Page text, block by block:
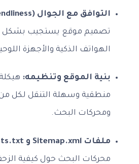
التوافق مع الجوال (Mobile-Friendliness):
تصميم موقع يستجيب بشكل
الهواتف الذكية والأجهزة
بنية الموقع وتنظيمه:
منطقية وسهلة التنقل لكل
ومحركات البحث.
ملفات Sitemap.xml و Robots.txt:
محركات البحث حول كيفية